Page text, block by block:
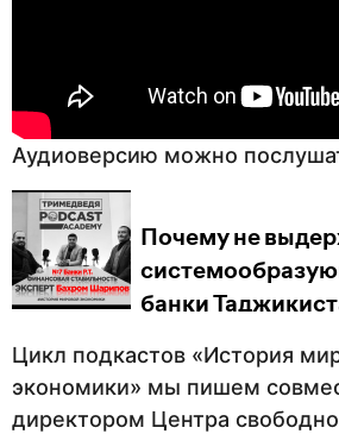
Аудиоверсию можно
Цикл подкастов «История
экономики» мы пишем
директором Центра